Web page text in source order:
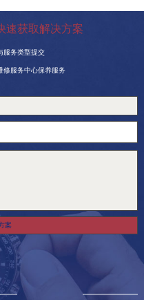
速获取解决方案
服务类型提交
修服务中心保养服务
案